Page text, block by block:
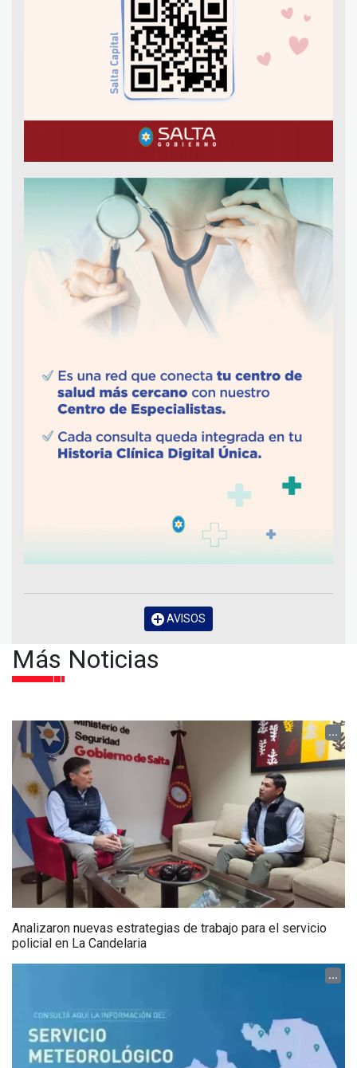
AVISOS
Más Noticias
...
Analizaron nuevas estrategias de trabajo para el servicio
policial en La Candelaria
...